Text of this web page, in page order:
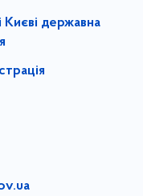
Києві державна